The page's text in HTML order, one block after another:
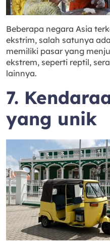
Beberapa negara Asia
ekstrim, salah satunya
memiliki pasar yang
ekstrem, seperti reptil,
lainnya.
7.
yang unik